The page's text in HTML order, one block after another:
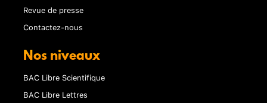
Revue de presse
Contactez-nous
Nos niveaux
BAC Libre Scientifique
BAC Libre Lettres